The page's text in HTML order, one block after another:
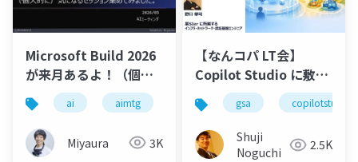
Microsoft Build 2026
が来月あるよ！（個人
的に）気になるセッシ
ョン集めてみました。
ai aimtg microsoft
Miyaura 3K
【なんコパ LT会】
Copilot Studio に敷く
安全のガードレール〜
AIエージェントを安心
して解放するために考
えること〜
gsa copilotstudio
Shuji
Noguchi
2.5K